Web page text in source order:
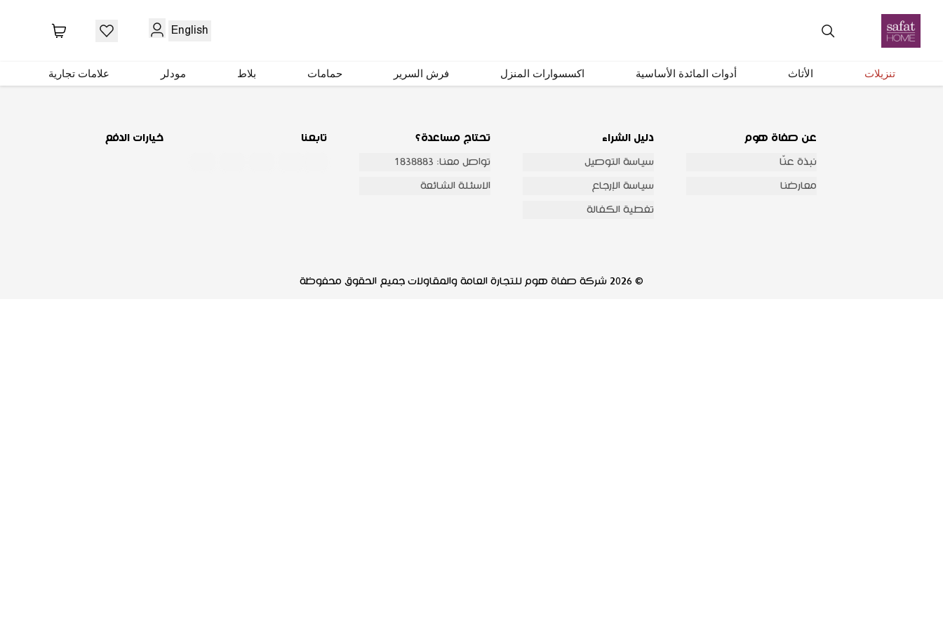
English
تنزيلات الأثاث أدوات المائدة الأساسية اكسسوارات المنزل فرش السرير حمامات بلاط مودلر علامات تجارية
احصل على تحديثات عبر البريد الإلكتروني
عن صفاة هوم
نبذة عنّا
معارضنا
دليل الشراء
سياسة التوصيل
سياسة الإرجاع
تغطية الكفالة
تحتاج مساعدة؟
تواصل معنا: 1838883
الاسئلة الشائعة
تابعنا خيارات الدفع
© 2026 شركة صفاة هوم للتجارة العامة والمقاولات جميع الحقوق محفوظة